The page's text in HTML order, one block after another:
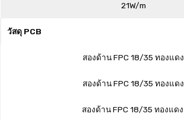
21W/m
วัสดุ PCB
สองด้าน FPC 18/35 ทองแดง
สองด้าน FPC 18/35 ทองแดง
สองด้าน FPC 18/35 ทองแดง